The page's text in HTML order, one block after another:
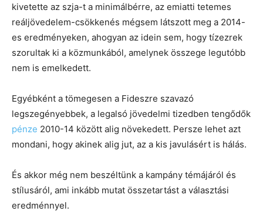
kivetette az szja-t a minimálbérre, az emiatti tetemes
reáljövedelem-csökkenés mégsem látszott meg a 2014-
es eredményeken, ahogyan az idein sem, hogy tízezrek
szorultak ki a közmunkából, amelynek összege legutóbb
nem is emelkedett.
Egyébként a tömegesen a Fideszre szavazó
legszegényebbek, a legalsó jövedelmi tizedben tengődők
pénze 2010-14 között alig növekedett. Persze lehet azt
mondani, hogy akinek alig jut, az a kis javulásért is hálás.
És akkor még nem beszéltünk a kampány témájáról és
stílusáról, ami inkább mutat összetartást a választási
eredménnyel.